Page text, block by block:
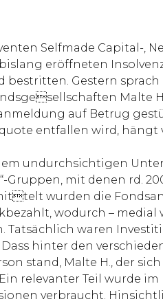
Selfmade Capital-
eröffneten
Gestern
Malte
auf Betrug
entfallen wird, hängt
undurchsichtigen
Gruppen, mit denen
wurden die
wodurch –
Tatsächlich waren
hinter den
stand, Malte H., der
relevanter Teil wurde
verbraucht.